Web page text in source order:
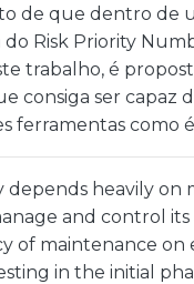
de que dentro de
Risk Priority
trabalho, é
consiga ser capaz
ferramentas como
heavily on
and control
of maintenance on
in the initial